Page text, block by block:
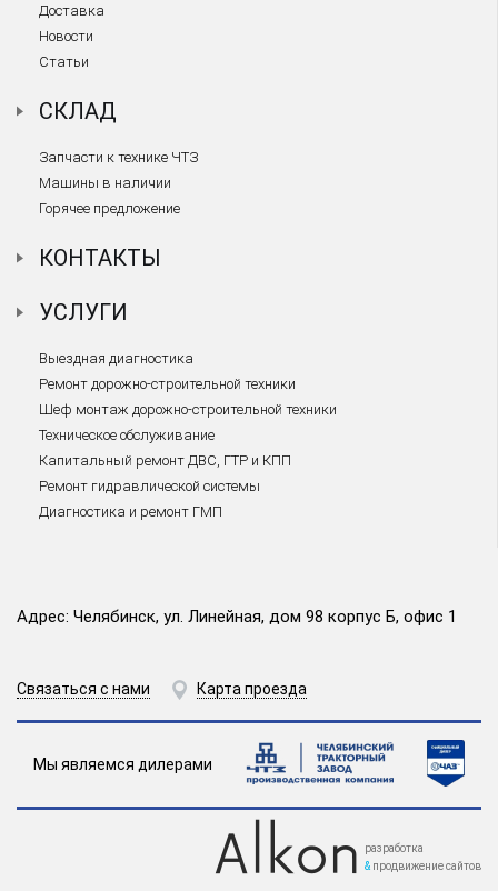
Доставка
Новости
Статьи
СКЛАД
Запчасти к технике ЧТЗ
Машины в наличии
Горячее предложение
КОНТАКТЫ
УСЛУГИ
Выездная диагностика
Ремонт дорожно-строительной техники
Шеф монтаж дорожно-строительной техники
Техническое обслуживание
Капитальный ремонт ДВС, ГТР и КПП
Ремонт гидравлической системы
Диагностика и ремонт ГМП
Адрес: Челябинск, ул. Линейная, дом 98 корпус Б, офис 1
Связаться с нами Карта проезда
Мы являемся дилерами
разработка
& продвижение сайтов